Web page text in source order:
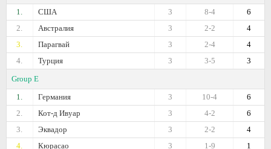
1.
США 6
8-4
3
2.
Австралия 4
2-2
3
3.
Парагвай 4
2-4
3
4.
Турция 3
3-5
3
Group E
1.
Германия 6
10-4
3
2.
Кот-д Ивуар 6
4-2
3
3.
Эквадор 4
2-2
3
4.
Кюрасао 1
1-9
3